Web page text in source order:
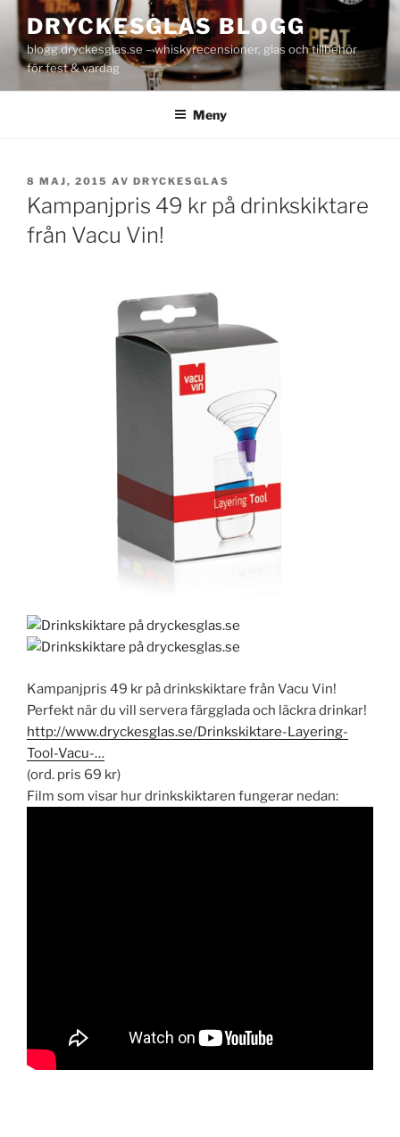
innehåll
DRYCKESGLAS BLOGG
blogg.dryckesglas.se – whiskyrecensioner, glas och tillbehör
för fest & vardag
Meny
PUBLICERAT
8 MAJ, 2015 AV DRYCKESGLAS
Kampanjpris 49 kr på drinkskiktare
från Vacu Vin!
Kampanjpris 49 kr på drinkskiktare från Vacu Vin!
Perfekt när du vill servera färgglada och läckra drinkar!
http://www.dryckesglas.se/Drinkskiktare-Layering-
Tool-Vacu-…
(ord. pris 69 kr)
Film som visar hur drinkskiktaren fungerar nedan: